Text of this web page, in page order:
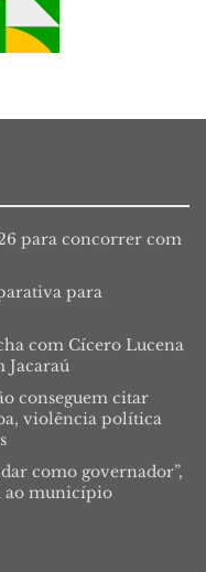
para concorrer com
para
com Cícero Lucena
Jacaraú
conseguem citar
violência política
como governador”,
ao município